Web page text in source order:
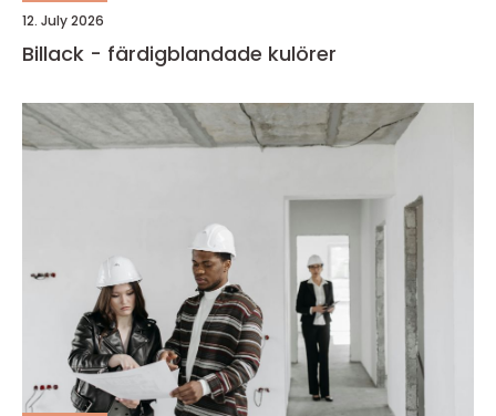
12. July 2026
Billack - färdigblandade kulörer